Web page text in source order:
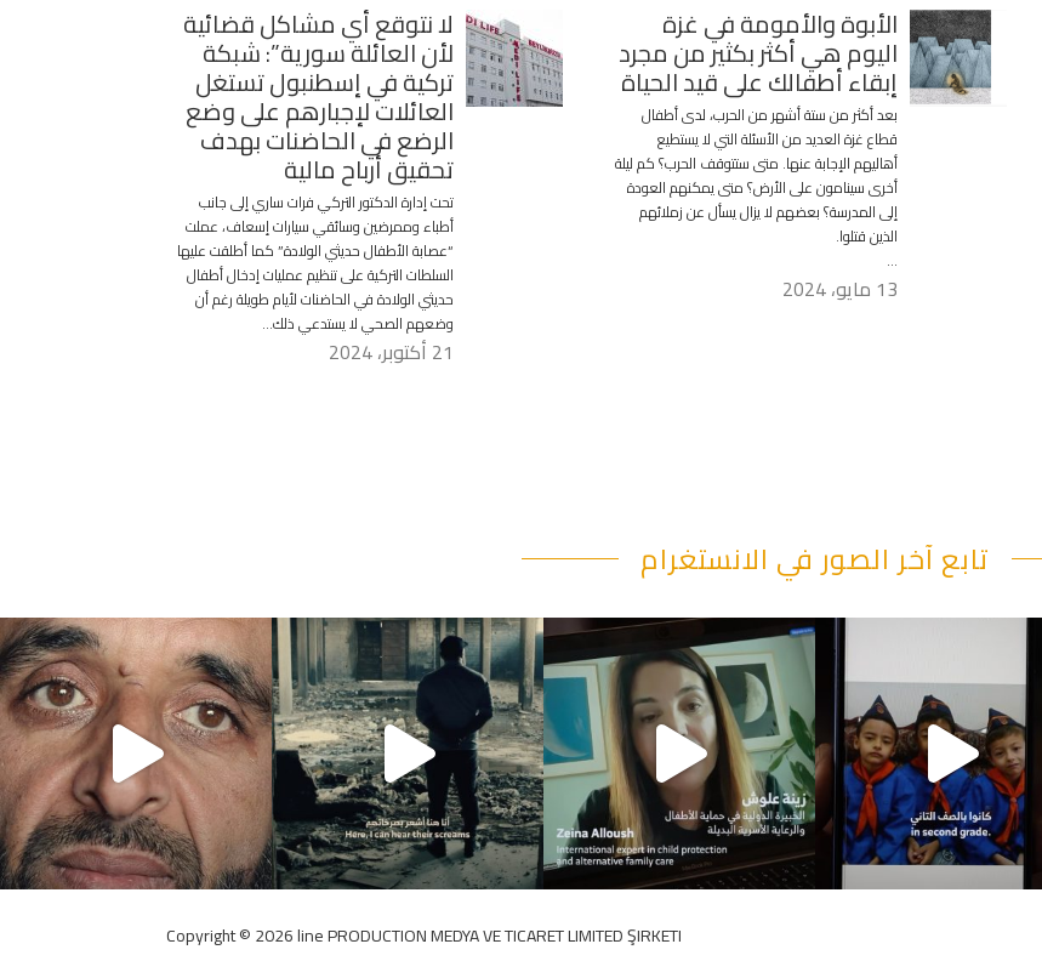
لا نتوقع أي مشاكل قضائية
لأن العائلة سورية”: شبكة
تركية في إسطنبول تستغل
العائلات لإجبارهم على وضع
الرضع في الحاضنات بهدف
تحقيق أرباح مالية
تحت إدارة الدكتور التركي فرات ساري إلى جانب
أطباء وممرضين وسائقي سيارات إسعاف، عملت
“عصابة الأطفال حديثي الولادة” كما أطلقت عليها
السلطات التركية على تنظيم عمليات إدخال أطفال
حديثي الولادة في الحاضنات لأيام طويلة رغم أن
وضعهم الصحي لا يستدعي ذلك…
21 أكتوبر، 2024
الأبوة والأمومة في غزة
اليوم هي أكثر بكثير من مجرد
إبقاء أطفالك على قيد الحياة
بعد أكثر من ستة أشهر من الحرب، لدى أطفال
قطاع غزة العديد من الأسئلة التي لا يستطيع
أهاليهم الإجابة عنها. متى ستتوقف الحرب؟ كم ليلة
أخرى سينامون على الأرض؟ متى يمكنهم العودة
إلى المدرسة؟ بعضهم لا يزال يسأل عن زملائهم
الذين قتلوا.
…
13 مايو، 2024
تابع آخر الصور في الانستغرام
"قصرنا كتير بحقهم" يقول أبو
Copyright ©️ 2026 line PRODUCTION MEDYA VE TICARET LIMITED ŞIRKETI